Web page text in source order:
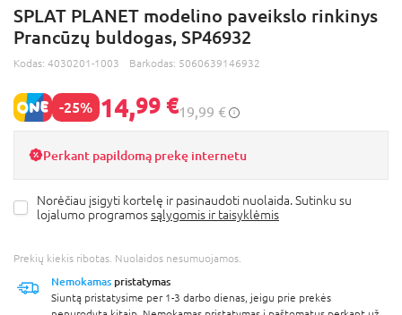
SPLAT PLANET modelino paveikslo rinkinys
Prancūzų buldogas, SP46932
Kodas: 4030201-1003 Barkodas: 5060639146932
-25% 14,99 €19,99 €
Perkant papildomą prekę internetu
Norėčiau įsigyti kortelę ir pasinaudoti nuolaida. Sutinku su
lojalumo programossąlygomis ir taisyklėmis
Prekių kiekis ribotas. Nuolaidos nesumuojamos.
Nemokamas pristatymas
Siuntą pristatysime per 1-3 darbo dienas, jeigu prie prekės